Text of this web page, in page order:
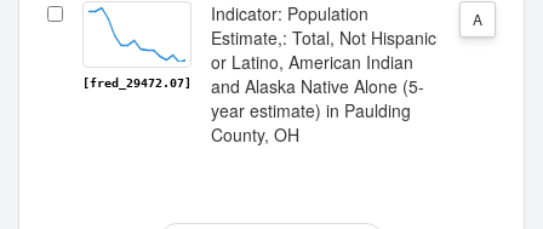
[fred_29472.07]
Indicator: Population
Estimate,: Total, Not Hispanic
or Latino, American Indian
and Alaska Native Alone (5-
year estimate) in Paulding
County, OH
A